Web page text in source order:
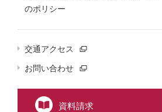
のポリシー
交通アクセス
お問い合わせ
資料請求